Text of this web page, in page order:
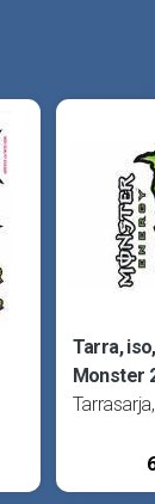
Tarra,
Monster